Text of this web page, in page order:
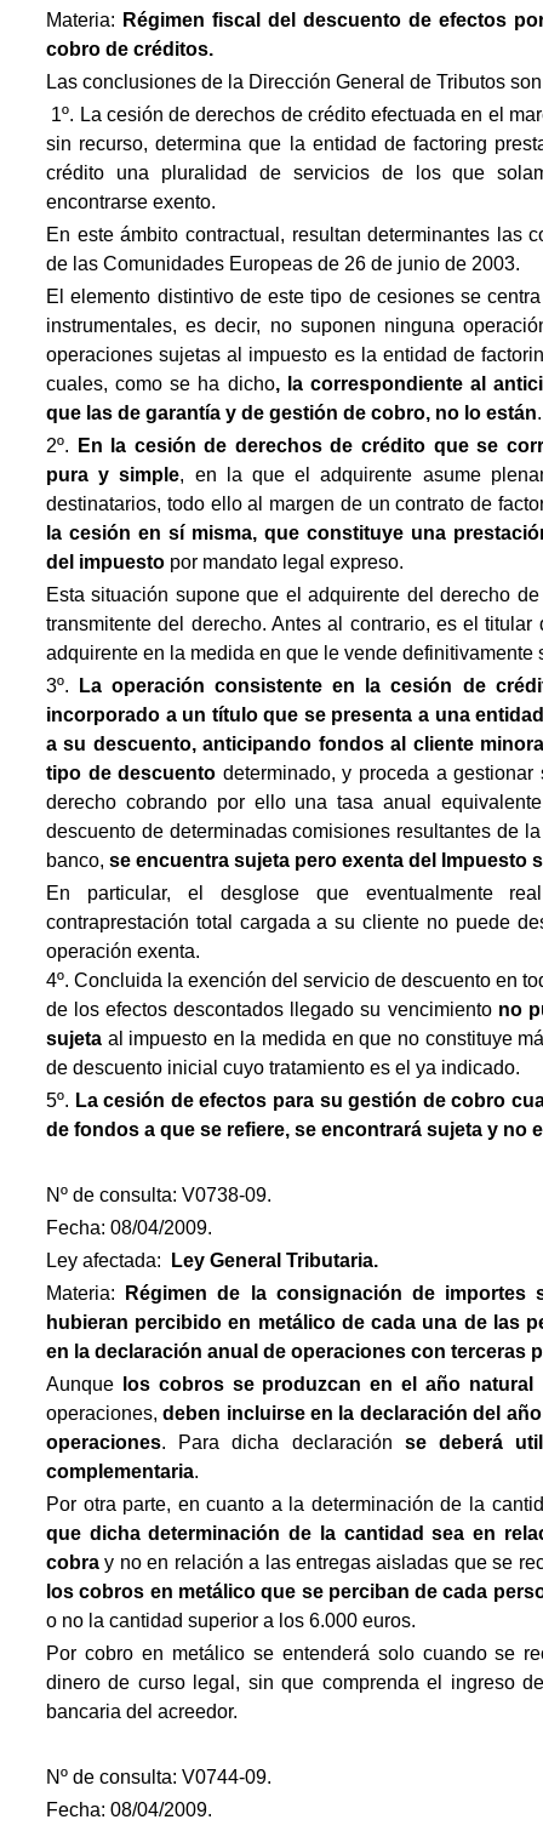
Materia: Régimen fiscal del descuento de efectos
cobro de créditos.
Las conclusiones de la Dirección General de Tributos
 1º. La cesión de derechos de crédito efectuada en el
sin recurso, determina que la entidad de factoring
crédito una pluralidad de servicios de los que
encontrarse exento.
En este ámbito contractual, resultan determinantes las
de las Comunidades Europeas de 26 de junio de 2003.
El elemento distintivo de este tipo de cesiones se
instrumentales, es decir, no suponen ninguna
operaciones sujetas al impuesto es la entidad de
cuales, como se ha dicho, la correspondiente al
que las de garantía y de gestión de cobro, no lo están.
2º.
En la cesión de derechos de crédito que se
pura y simple, en la que el adquirente asume
destinatarios, todo ello al margen de un contrato de
la cesión en sí misma, que constituye una
del impuesto por mandato legal expreso.
Esta situación supone que el adquirente del derecho
transmitente del derecho. Antes al contrario, es el
adquirente en la medida en que le vende definitivamente
3º.
La operación consistente en la cesión de
incorporado a un título que se presenta a una
a su descuento, anticipando fondos al cliente
tipo de descuento determinado, y proceda a
derecho cobrando por ello una tasa anual
descuento de determinadas comisiones resultantes de
banco, se encuentra sujeta pero exenta del Impuesto
En particular, el desglose que eventualmente
contraprestación total cargada a su cliente no puede
operación exenta.
4º. Concluida la exención del servicio de descuento en
de los efectos descontados llegado su vencimiento no
sujeta al impuesto en la medida en que no constituye
de descuento inicial cuyo tratamiento es el ya indicado.
5º. La cesión de efectos para su gestión de cobro
de fondos a que se refiere, se encontrará sujeta y no
Nº de consulta: V0738-09.
Fecha: 08/04/2009.
Ley afectada:
Ley General Tributaria.
Materia:
Régimen de la consignación de importes
hubieran percibido en metálico de cada una de las
en la declaración anual de operaciones con terceras
Aunque
los cobros se produzcan en el año
operaciones,deben incluirse en la declaración del
operaciones. Para dicha declaración se deberá
complementaria.
Por otra parte, en cuanto a la determinación de la
que dicha determinación de la cantidad sea en
cobra y no en relación a las entregas aisladas que se
los cobros en metálico que se perciban de cada
o no la cantidad superior a los 6.000 euros.
Por cobro en metálico se entenderá solo cuando se
dinero de curso legal, sin que comprenda el ingreso
bancaria del acreedor.
Nº de consulta: V0744-09.
Fecha: 08/04/2009.